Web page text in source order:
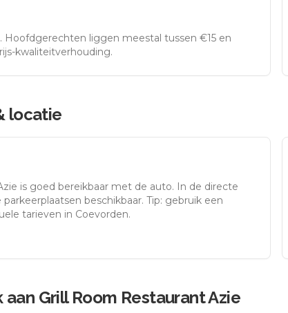
. Hoofdgerechten liggen meestal tussen €15 en
kwaliteitverhouding.
locatie
is goed bereikbaar met de auto. In de directe
beschikbaar. Tip: gebruik een
tarieven in Coevorden.
aan Grill Room Restaurant Azie